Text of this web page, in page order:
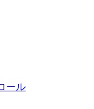
ール